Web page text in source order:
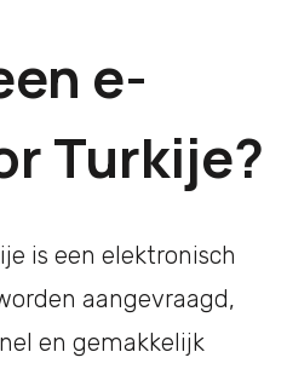
e-
Turkije?
is een elektronisch
aangevraagd,
en gemakkelijk